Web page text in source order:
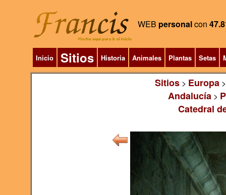
WEB personalcon
Inicio Sitios Historia Animales Plantas Setas
Sitios> Europa
Andalucía >
Catedral